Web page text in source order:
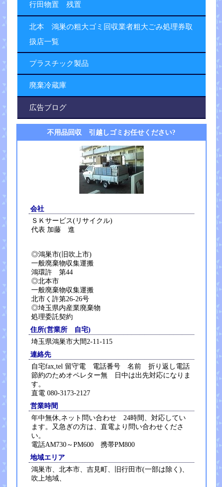
行田物置 残置
北本 鴻巣の粗大ゴミ回収業者粗大ごみ処理券取
扱店一覧
プラスチック製品
廃棄冷蔵庫
広告ブログ
不用品回収 引越しゴミお任せください?
会社
ＳＫサービス(リサイクル)
代表 加藤 進
◎鴻巣市(旧吹上市)
一般廃棄物収集運搬
鴻環許 第44
◎北本市
一般廃棄物収集運搬
北市く許第26-26号
◎埼玉県内産業廃棄物
処理委託契約
住所(営業所 自宅)
埼玉県鴻巣市大間2-11-115
連絡先
自宅fax,tel 留守電 電話番号 名前 折り返し電話
節約のためオペレター無 日中は出先対応になりま
す。
直電 080-3173-2127
営業時間
年中無休,ネット問い合わせ 24時間、対応してい
ます。又急ぎの方は、直電より問い合わせくださ
い。
電話AM730～PM600 携帯PM800
地域エリア
鴻巣市、北本市、吉見町、旧行田市(一部は除く)、
吹上地域、